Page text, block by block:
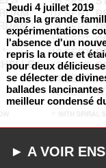
Jeudi 4 juillet 2019
Dans la grande
expérimentations
l'absence d'un
repris la route et
pour deux
se délecter de
ballades
meilleur condensé
► A VOIR